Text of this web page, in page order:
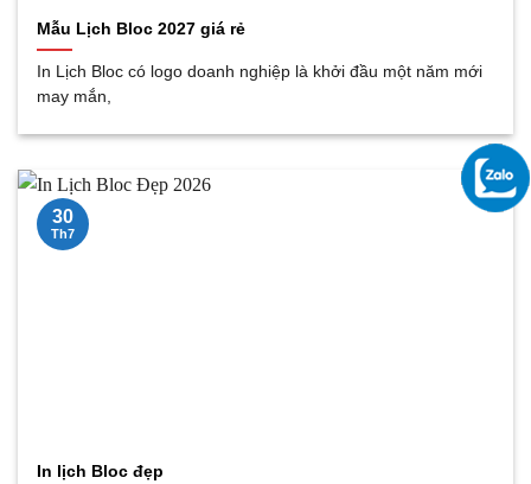
Mẫu Lịch Bloc 2027 giá rẻ
In Lịch Bloc có logo doanh nghiệp là khởi đầu một năm mới
may mắn,
In lịch Bloc đẹp
30
Th7